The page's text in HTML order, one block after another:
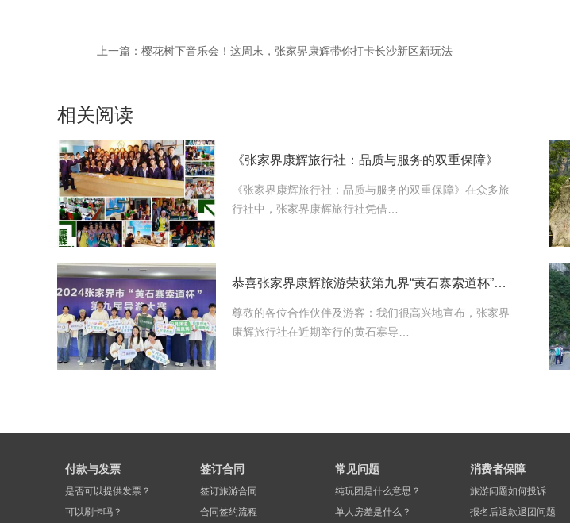
上一篇： 樱花树下音乐会！这周末，张家界康辉带你打卡长沙新区新玩法
相关阅读
《张家界康辉旅行社：品质与服务的双重保障》
​《张家界康辉旅行社：品质与服务的双重保障》在众多旅
行社中，张家界康辉旅行社凭借…
恭喜张家界康辉旅游荣获第九界“黄石寨索道杯”导游大赛取得优异成绩
尊敬的各位合作伙伴及游客：我们很高兴地宣布，张家界
康辉旅行社在近期举行的黄石寨导…
付款与发票
是否可以提供发票？
可以刷卡吗？
签订合同
签订旅游合同
合同签约流程
常见问题
纯玩团是什么意思？
单人房差是什么？
消费者保障
旅游问题如何投诉
报名后退款退团问题